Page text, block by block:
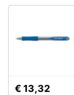
€ 13,32